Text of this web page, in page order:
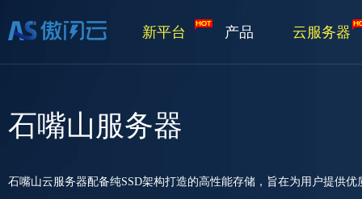
新平台 产品 云服务器
石嘴山服务器
石嘴山云服务器配备纯SSD架构打造的高性能存储，旨在为用户提供